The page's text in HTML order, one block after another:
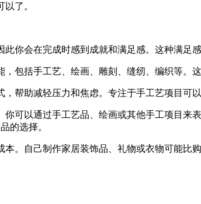
了。
你会在完成时感到成就和满足感。这种满足
包括手工艺、绘画、雕刻、缝纫、编织等。
帮助减轻压力和焦虑。专注于手工艺项目可
可以通过手工艺品、绘画或其他手工项目
的选择。
。自己制作家居装饰品、礼物或衣物可能比